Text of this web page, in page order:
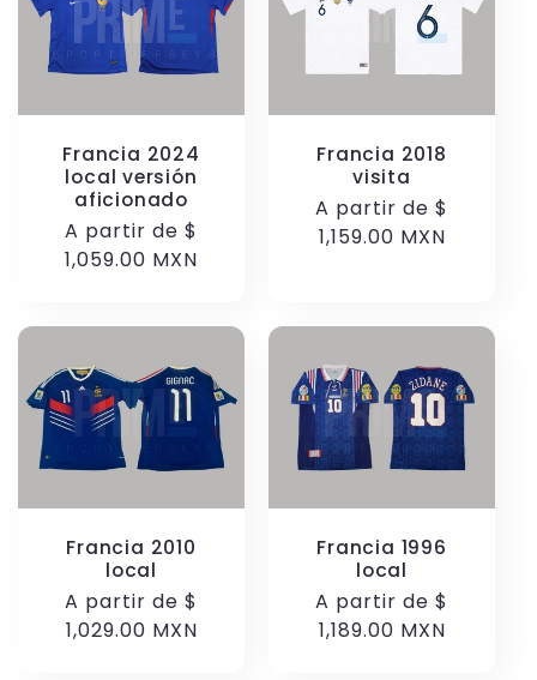
Francia 2024
local versión
aficionado
Precio
habitual
A partir de $
1,059.00 MXN
Francia 2018
visita
Precio
habitual
A partir de $
1,159.00 MXN
Francia 2010
local
Precio
habitual
A partir de $
1,029.00 MXN
Francia 1996
local
Precio
habitual
A partir de $
1,189.00 MXN